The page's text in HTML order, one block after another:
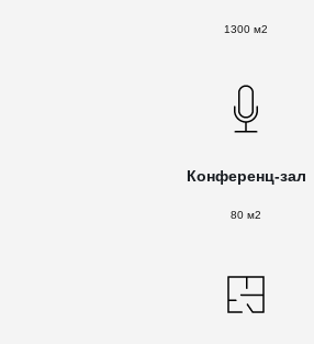
1300 м2
Конференц-зал
80 м2